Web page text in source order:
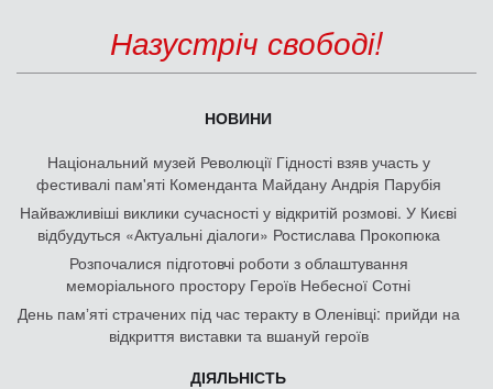
Назустріч свободі!
НОВИНИ
Національний музей Революції Гідності взяв участь у
фестивалі пам'яті Коменданта Майдану Андрія Парубія
Найважливіші виклики сучасності у відкритій розмові. У Києві
відбудуться «Актуальні діалоги» Ростислава Прокопюка
Розпочалися підготовчі роботи з облаштування
меморіального простору Героїв Небесної Сотні
День памʼяті страчених під час теракту в Оленівці: прийди на
відкриття виставки та вшануй героїв
ДІЯЛЬНІСТЬ